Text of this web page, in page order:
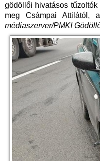
gödöllői hivatásos
meg Csámpai Attilától,
médiaszerver/PMKI